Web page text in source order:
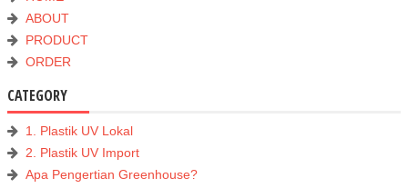
ABOUT
PRODUCT
ORDER
CATEGORY
1. Plastik UV Lokal
2. Plastik UV Import
Apa Pengertian Greenhouse?